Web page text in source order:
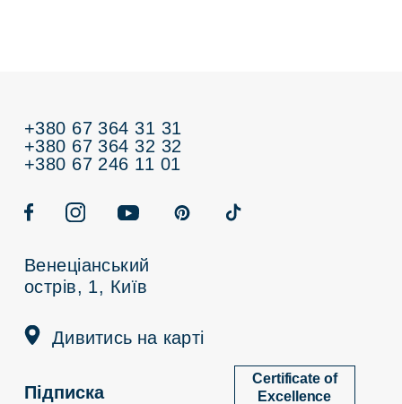
+380 67 364 31 31
+380 67 364 32 32
+380 67 246 11 01
Венеціанський
острів, 1, Київ
Дивитись на карті
Підписка
Certificate of
Excellence